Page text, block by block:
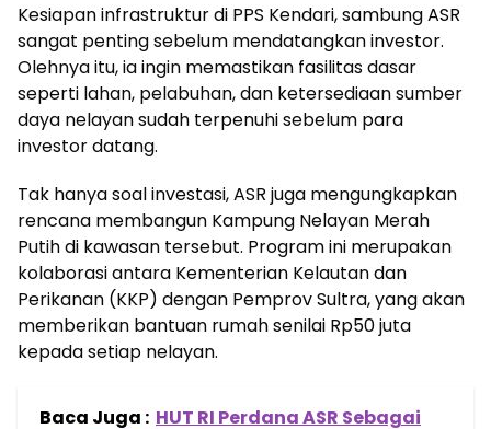
Kesiapan infrastruktur di PPS Kendari, sambung ASR
sangat penting sebelum mendatangkan investor.
Olehnya itu, ia ingin memastikan fasilitas dasar
seperti lahan, pelabuhan, dan ketersediaan sumber
daya nelayan sudah terpenuhi sebelum para
investor datang.
Tak hanya soal investasi, ASR juga mengungkapkan
rencana membangun Kampung Nelayan Merah
Putih di kawasan tersebut. Program ini merupakan
kolaborasi antara Kementerian Kelautan dan
Perikanan (KKP) dengan Pemprov Sultra, yang akan
memberikan bantuan rumah senilai Rp50 juta
kepada setiap nelayan.
Baca Juga : HUT RI Perdana ASR Sebagai